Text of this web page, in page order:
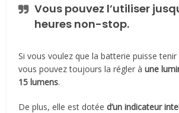
Vous pouvez l’utiliser
heures non-stop.
Si vous voulez que la batterie puisse tenir
vous pouvez toujours la régler àune
15 lumens.
De plus, elle est dotéed’un indicateur